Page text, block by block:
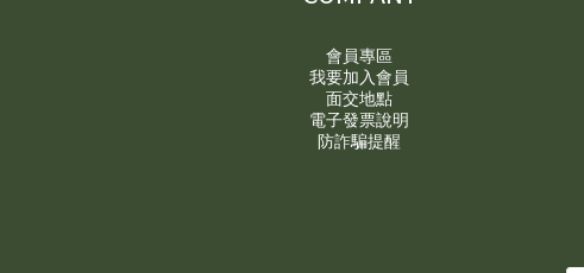
會員專區
我要加入會員
面交地點
電子發票說明
防詐騙提醒